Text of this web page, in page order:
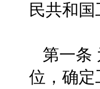
民共和
第一条
位，确定